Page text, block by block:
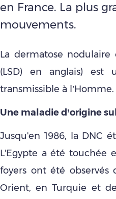
en France. La plus
mouvements.
La dermatose nodulaire
(LSD) en anglais) est
transmissible à l’Homme.
Une maladie d’origine
Jusqu'en 1986, la DNC
L'Egypte a été touchée
foyers ont été observés
Orient, en Turquie et